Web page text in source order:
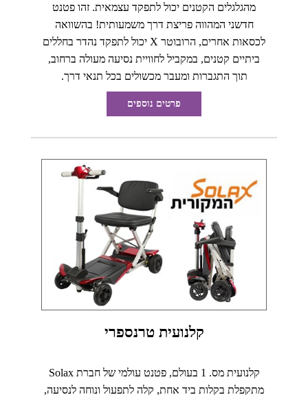
מהגלגלים הקטנים יכול לתפקד עצמאית. זהו פטנט
חדשני המהווה פריצת דרך משמעותית! בהשוואה
לכסאות אחרים, הרובוטר X יכול לתפקד נהדר בחללים
ביתיים קטנים, במקביל לחוויית נסיעה מעולה ברחוב,
תוך התגברות ומעבר מכשולים בכל תנאי דרך.
פרטים נוספים
קלנועית טרנספרי
קלנועית מס. 1 בעולם, פטנט עולמי של חברת Solax
מתקפלת בקלות ביד אחת, קלה לתפעול ונוחה לנסיעה,